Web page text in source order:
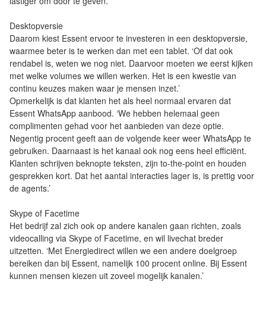
Desktopversie
Daarom kiest Essent ervoor te investeren in een desktopversie,
waarmee beter is te werken dan met een tablet. ‘Of dat ook
rendabel is, weten we nog niet. Daarvoor moeten we eerst kijken
met welke volumes we willen werken. Het is een kwestie van
continu keuzes maken waar je mensen inzet.’
Opmerkelijk is dat klanten het als heel normaal ervaren dat
Essent WhatsApp aanbood. ‘We hebben helemaal geen
complimenten gehad voor het aanbieden van deze optie.
Negentig procent geeft aan de volgende keer weer WhatsApp te
gebruiken. Daarnaast is het kanaal ook nog eens heel efficiënt.
Klanten schrijven beknopte teksten, zijn to-the-point en houden
gesprekken kort. Dat het aantal interacties lager is, is prettig voor
de agents.’
Skype of Facetime
Het bedrijf zal zich ook op andere kanalen gaan richten, zoals
videocalling via Skype of Facetime, en wil livechat breder
uitzetten. ‘Met Energiedirect willen we een andere doelgroep
bereiken dan bij Essent, namelijk 100 procent online. Bij Essent
kunnen mensen kiezen uit zoveel mogelijk kanalen.’